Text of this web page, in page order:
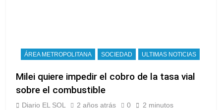
ÁREA METROPOLITANA SOCIEDAD ULTIMAS NOTICIAS
Milei quiere impedir el cobro de la tasa vial
sobre el combustible
Diario EL SOL 2 años atrás 0 2 minutos